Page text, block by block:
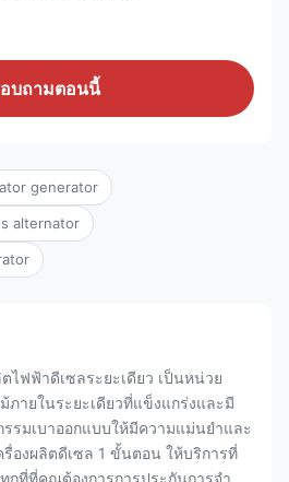
บถามตอนนี้
generator
alternator
ไฟฟ้าดีเซลระยะเดียว เป็นหน่วย
ภายในระยะเดียวที่แข็งแกร่งและมี
รมเบาออกแบบให้มีความแม่นยําและ
รื่องผลิตดีเซล 1 ขั้นตอน ให้บริการที่
กที่ที่คุณต้องการการประกันการจํา